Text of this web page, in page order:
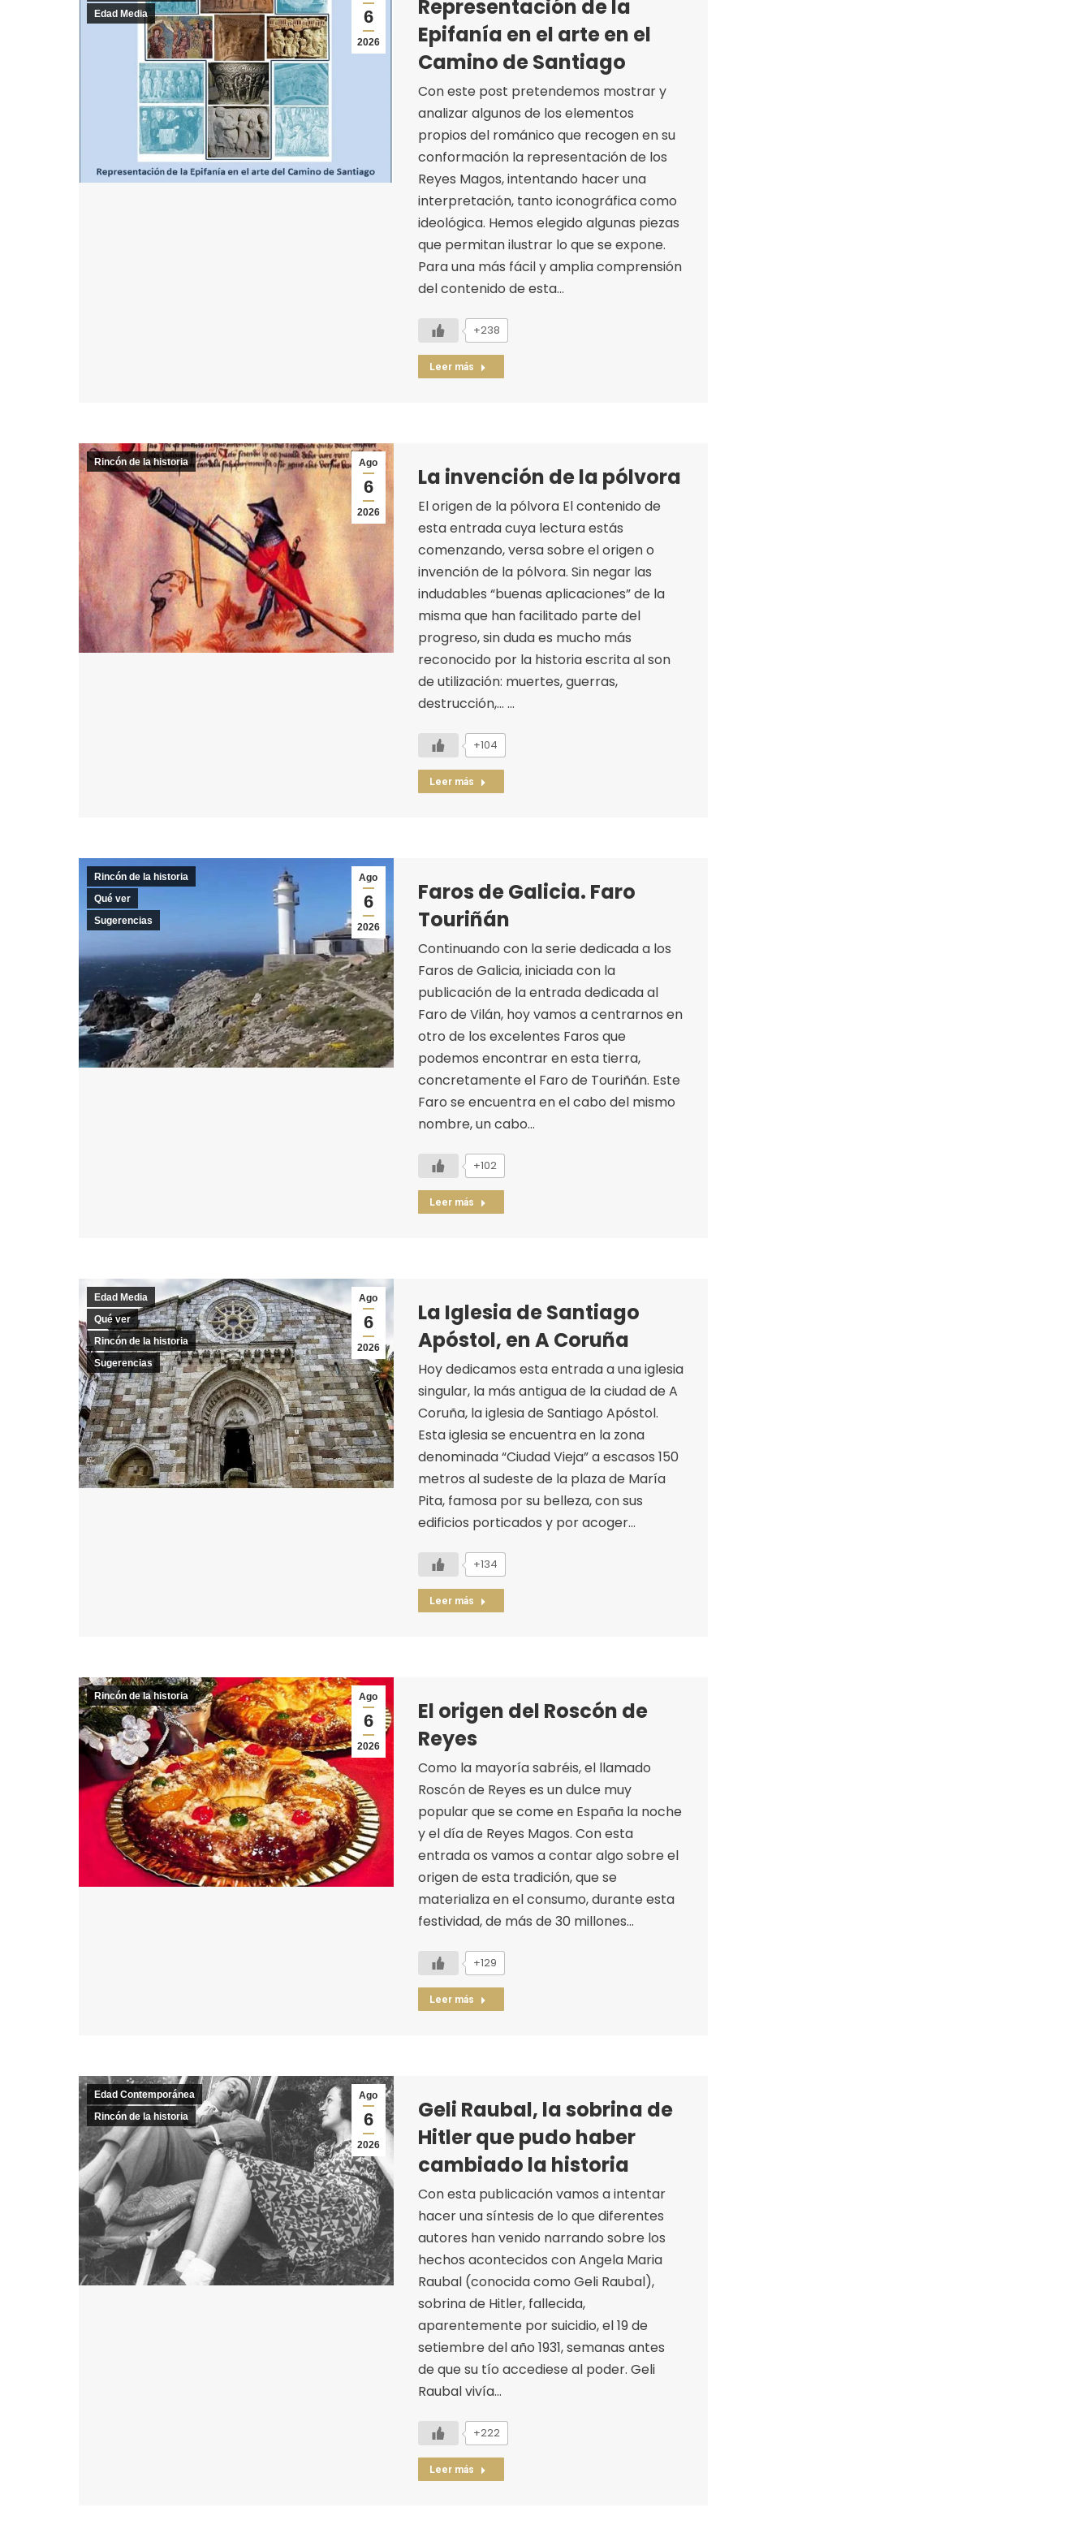
6
2026
Edad Media
Representación de la
Epifanía en el arte en el
Camino de Santiago
Con este post pretendemos mostrar y
analizar algunos de los elementos
propios del románico que recogen en su
conformación la representación de los
Reyes Magos, intentando hacer una
interpretación, tanto iconográfica como
ideológica. Hemos elegido algunas piezas
que permitan ilustrar lo que se expone.
Para una más fácil y amplia comprensión
del contenido de esta…
+238
Leer más
Ago
6
2026
Rincón de la historia
La invención de la pólvora
El origen de la pólvora El contenido de
esta entrada cuya lectura estás
comenzando, versa sobre el origen o
invención de la pólvora. Sin negar las
indudables “buenas aplicaciones” de la
misma que han facilitado parte del
progreso, sin duda es mucho más
reconocido por la historia escrita al son
de utilización: muertes, guerras,
destrucción,… …
+104
Leer más
Ago
6
2026
Rincón de la historia
Qué ver
Sugerencias
Faros de Galicia. Faro
Touriñán
Continuando con la serie dedicada a los
Faros de Galicia, iniciada con la
publicación de la entrada dedicada al
Faro de Vilán, hoy vamos a centrarnos en
otro de los excelentes Faros que
podemos encontrar en esta tierra,
concretamente el Faro de Touriñán. Este
Faro se encuentra en el cabo del mismo
nombre, un cabo…
+102
Leer más
Ago
6
2026
Edad Media
Qué ver
Rincón de la historia
Sugerencias
La Iglesia de Santiago
Apóstol, en A Coruña
Hoy dedicamos esta entrada a una iglesia
singular, la más antigua de la ciudad de A
Coruña, la iglesia de Santiago Apóstol.
Esta iglesia se encuentra en la zona
denominada “Ciudad Vieja” a escasos 150
metros al sudeste de la plaza de María
Pita, famosa por su belleza, con sus
edificios porticados y por acoger…
+134
Leer más
Ago
6
2026
Rincón de la historia
El origen del Roscón de
Reyes
Como la mayoría sabréis, el llamado
Roscón de Reyes es un dulce muy
popular que se come en España la noche
y el día de Reyes Magos. Con esta
entrada os vamos a contar algo sobre el
origen de esta tradición, que se
materializa en el consumo, durante esta
festividad, de más de 30 millones…
+129
Leer más
Ago
6
2026
Edad Contemporánea
Rincón de la historia
Geli Raubal, la sobrina de
Hitler que pudo haber
cambiado la historia
Con esta publicación vamos a intentar
hacer una síntesis de lo que diferentes
autores han venido narrando sobre los
hechos acontecidos con Angela Maria
Raubal (conocida como Geli Raubal),
sobrina de Hitler, fallecida,
aparentemente por suicidio, el 19 de
setiembre del año 1931, semanas antes
de que su tío accediese al poder. Geli
Raubal vivía…
+222
Leer más